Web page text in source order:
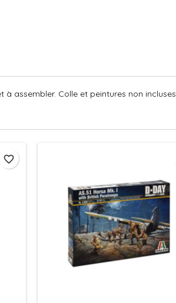
assembler. Colle et peintures non
favorite_border